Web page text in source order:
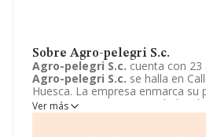
Sobre Agro-pelegri S.c.
Agro-pelegri S.c. cuenta con 23
Agro-pelegri S.c. se halla en
Huesca. La empresa enmarca su
CNAE como 0161 - Actividades de
agricultura.Agro-pelegri S.c.
Ver más